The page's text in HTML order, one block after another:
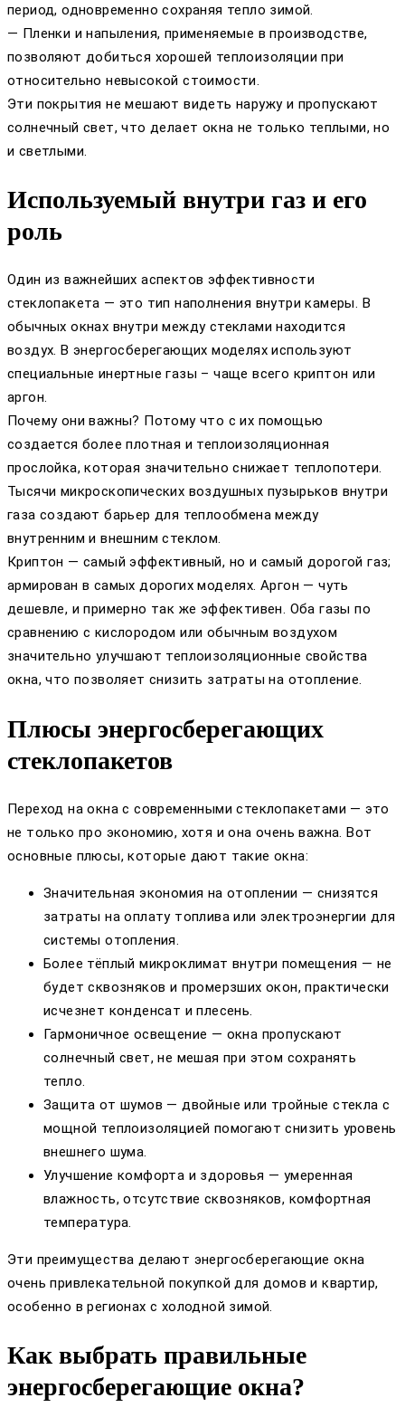
период, одновременно сохраняя тепло зимой.
— Пленки и напыления, применяемые в производстве,
позволяют добиться хорошей теплоизоляции при
относительно невысокой стоимости.
Эти покрытия не мешают видеть наружу и пропускают
солнечный свет, что делает окна не только теплыми, но
и светлыми.
Используемый внутри газ и его
роль
Один из важнейших аспектов эффективности
стеклопакета — это тип наполнения внутри камеры. В
обычных окнах внутри между стеклами находится
воздух. В энергосберегающих моделях используют
специальные инертные газы – чаще всего криптон или
аргон.
Почему они важны? Потому что с их помощью
создается более плотная и теплоизоляционная
прослойка, которая значительно снижает теплопотери.
Тысячи микроскопических воздушных пузырьков внутри
газа создают барьер для теплообмена между
внутренним и внешним стеклом.
Криптон — самый эффективный, но и самый дорогой газ;
армирован в самых дорогих моделях. Аргон — чуть
дешевле, и примерно так же эффективен. Оба газы по
сравнению с кислородом или обычным воздухом
значительно улучшают теплоизоляционные свойства
окна, что позволяет снизить затраты на отопление.
Плюсы энергосберегающих
стеклопакетов
Переход на окна с современными стеклопакетами — это
не только про экономию, хотя и она очень важна. Вот
основные плюсы, которые дают такие окна:
Значительная экономия на отоплении — снизятся
затраты на оплату топлива или электроэнергии для
системы отопления.
Более тёплый микроклимат внутри помещения — не
будет сквозняков и промерзших окон, практически
исчезнет конденсат и плесень.
Гармоничное освещение — окна пропускают
солнечный свет, не мешая при этом сохранять
тепло.
Защита от шумов — двойные или тройные стекла с
мощной теплоизоляцией помогают снизить уровень
внешнего шума.
Улучшение комфорта и здоровья — умеренная
влажность, отсутствие сквозняков, комфортная
температура.
Эти преимущества делают энергосберегающие окна
очень привлекательной покупкой для домов и квартир,
особенно в регионах с холодной зимой.
Как выбрать правильные
энергосберегающие окна?